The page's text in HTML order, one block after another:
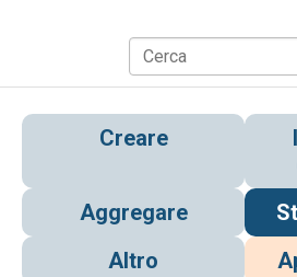
Creare
Aggregare
Altro